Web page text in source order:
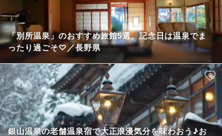
「別所温泉」のおすすめ旅館5選。記念日は温泉でま
ったり過ごそ♡／長野県
銀山温泉の老舗温泉宿で大正浪漫気分を味わおう♪お